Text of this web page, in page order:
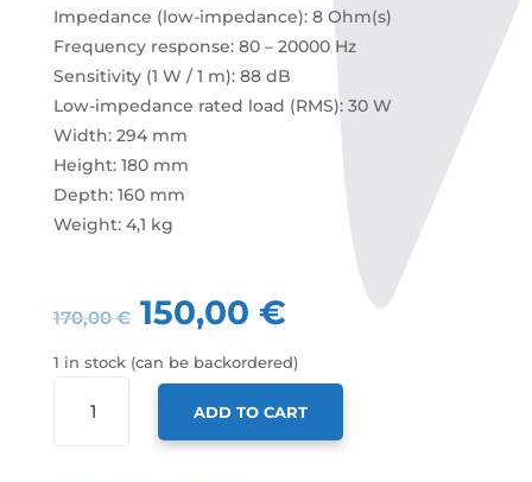
Impedance (low-impedance): 8 Ohm(s)
Frequency response: 80 – 20000 Hz
Sensitivity (1 W / 1 m): 88 dB
Low-impedance rated load (RMS): 30 W
Width: 294 mm
Height: 180 mm
Depth: 160 mm
Weight: 4,1 kg
170,00€ 150,00 €
1 in stock (can be backordered)
SYSTEMS
ADD TO CART